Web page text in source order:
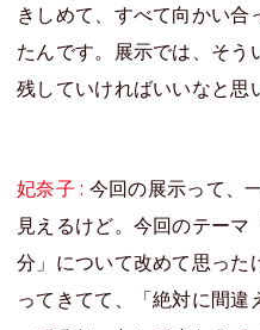
きしめて、すべて向かい
たんです。展示では、そ
残していければいいなと思
妃奈子 : 今回の展示って、
見えるけど。今回のテー
分」について改めて思った
ってきてて、「絶対に間